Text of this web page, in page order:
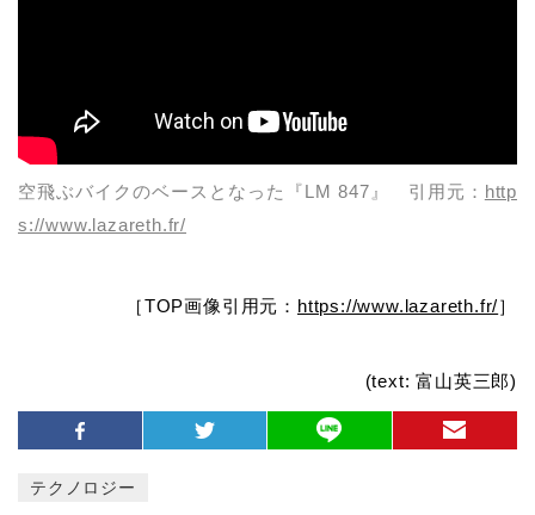
空飛ぶバイクのベースとなった『LM 847』 引用元： http
s://www.lazareth.fr/
［TOP画像引用元： https://www.lazareth.fr/］
(text: 富山英三郎)
テクノロジー